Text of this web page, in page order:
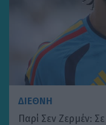
ΔΙΕΘΝΗ
Παρί Σεν Ζερμέν: